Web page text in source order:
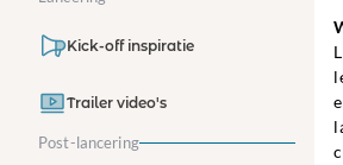
Kick-off inspiratie
Trailer video's
Post-lancering